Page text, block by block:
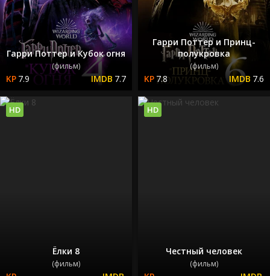
Гарри Поттер и Кубок огня
(фильм)
7.9 7.7
Гарри Поттер и Принц-
полукровка
(фильм)
7.8 7.6
Ёлки 8
(фильм)
HD
Честный человек
(фильм)
HD